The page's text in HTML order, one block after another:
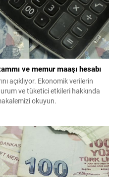
ve memur maaşı hesabı
açıklıyor. Ekonomik verilerin
ve tüketici etkileri hakkında
okuyun.